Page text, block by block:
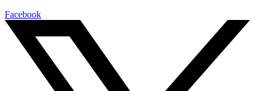
Facebook